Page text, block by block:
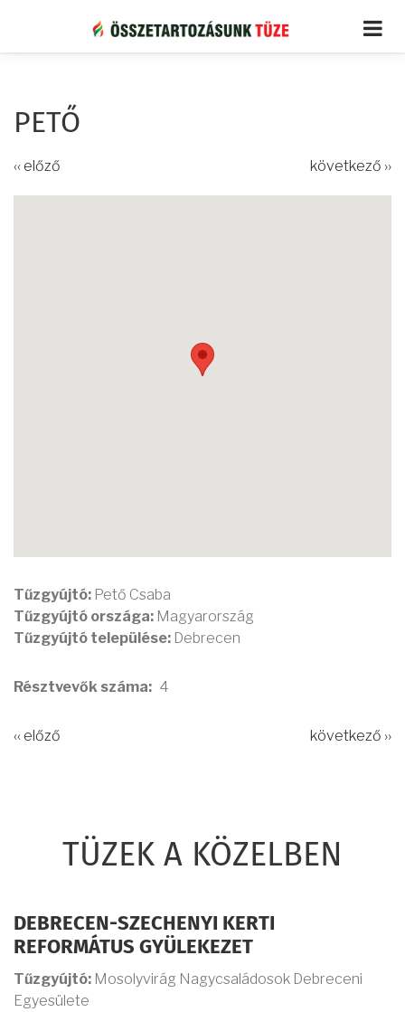
tartalomra
PETŐ
‹‹ előző következő ››
Tűzgyújtó: Pető Csaba
Tűzgyújtó országa: Magyarország
Tűzgyújtó települése: Debrecen
Résztvevők száma 4
‹‹ előző következő ››
TÜZEK A KÖZELBEN
DEBRECEN-SZECHENYI KERTI
REFORMÁTUS GYÜLEKEZET
Tűzgyújtó: Mosolyvirág Nagycsaládosok Debreceni
Egyesülete